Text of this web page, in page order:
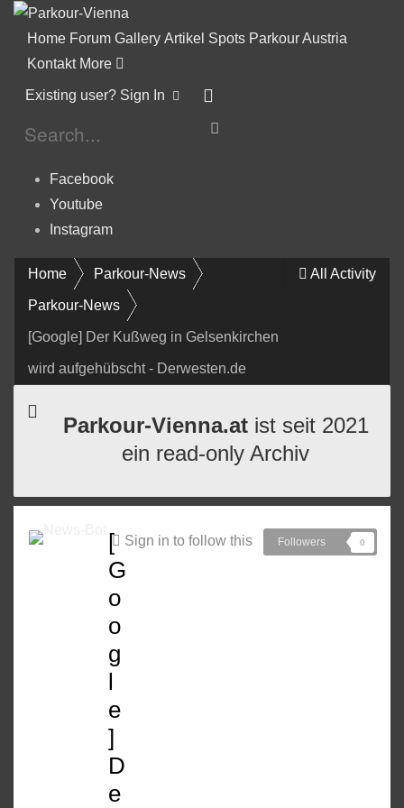
Home Forum Gallery Artikel Spots Parkour Austria
Kontakt More
Existing user? Sign In
Facebook
Youtube
Instagram
All Activity
Home Parkour-News
Parkour-News
[Google] Der Kußweg in Gelsenkirchen
wird aufgehübscht - Derwesten.de
Parkour-Vienna.atist seit 2021
ein read-only Archiv
Sign in to follow this Followers 0
[
G
o
o
g
l
e
]
D
e